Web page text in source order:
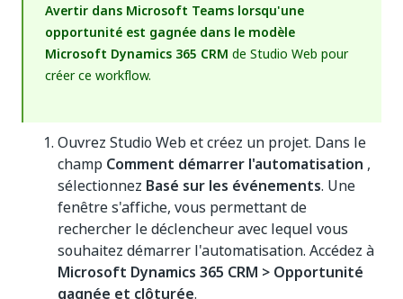
Avertir dans Microsoft Teams lorsqu'une
opportunité est gagnée dans le modèle
Microsoft Dynamics 365 CRM de Studio Web pour
créer ce workflow.
Ouvrez Studio Web et créez un projet. Dans le
champ Comment démarrer l'automatisation ,
sélectionnez Basé sur les événements. Une
fenêtre s'affiche, vous permettant de
rechercher le déclencheur avec lequel vous
souhaitez démarrer l'automatisation. Accédez à
Microsoft Dynamics 365 CRM > Opportunité
gagnée et clôturée.